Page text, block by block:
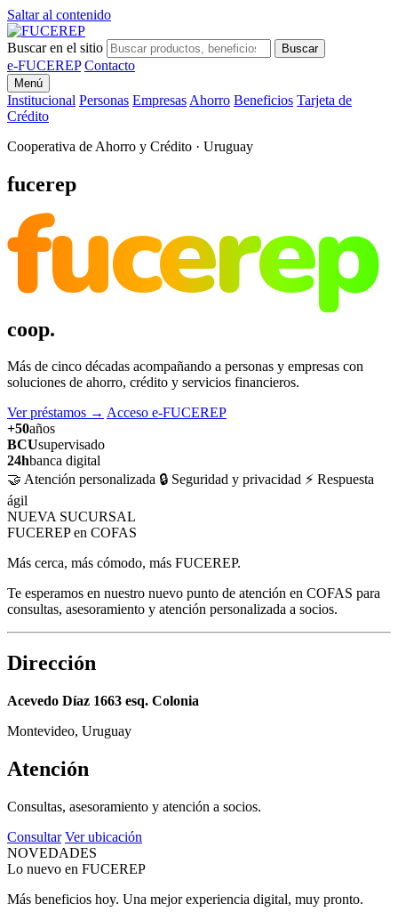
Saltar al contenido
Buscar en el sitio Buscar
e-FUCEREP Contacto
Menú
Institucional Personas Empresas Ahorro Beneficios Tarjeta de
Crédito
Cooperativa de Ahorro y Crédito · Uruguay
fucerep
fucerep
coop.
Más de cinco décadas acompañando a personas y empresas con
soluciones de ahorro, crédito y servicios financieros.
Ver préstamos → Acceso e-FUCEREP
+50años
BCUsupervisado
24hbanca digital
🤝 Atención personalizada 🔒 Seguridad y privacidad ⚡ Respuesta
ágil
NUEVA SUCURSAL
FUCEREP en COFAS
Más cerca, más cómodo, más FUCEREP.
Te esperamos en nuestro nuevo punto de atención en COFAS para
consultas, asesoramiento y atención personalizada a socios.
Dirección
Acevedo Díaz 1663 esq. Colonia
Montevideo, Uruguay
Atención
Consultas, asesoramiento y atención a socios.
Consultar Ver ubicación
NOVEDADES
Lo nuevo en FUCEREP
Más beneficios hoy. Una mejor experiencia digital, muy pronto.